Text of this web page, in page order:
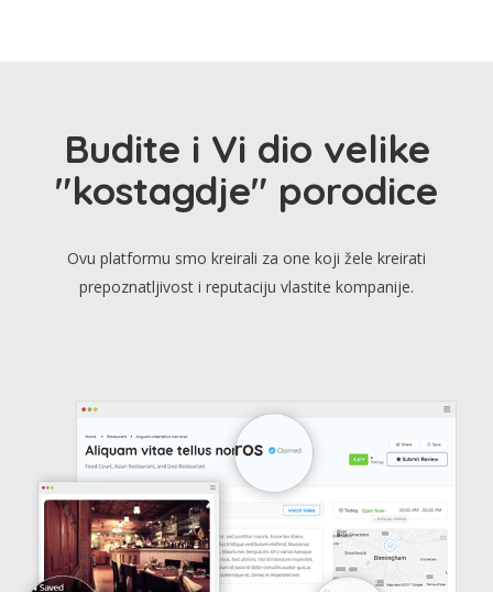
Budite i Vi dio velike
"kostagdje" porodice
Ovu platformu smo kreirali za one koji žele kreirati
prepoznatljivost i reputaciju vlastite kompanije.